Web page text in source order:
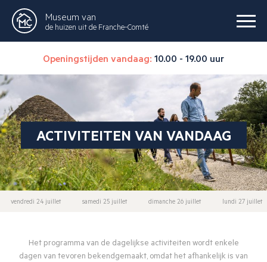
Museum van
de huizen uit de Franche-Comté
Openingstijden vandaag: 10.00 - 19.00 uur
ACTIVITEITEN VAN VANDAAG
vendredi 24 juillet samedi 25 juillet dimanche 26 juillet lundi 27 juillet
Het programma van de dagelijkse activiteiten wordt enkele
dagen van tevoren bekendgemaakt, omdat het afhankelijk is van